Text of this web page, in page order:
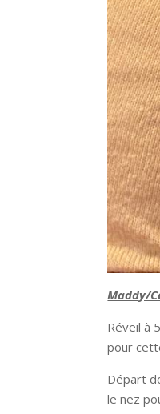
Maddy/
Réveil à
pour
Départ
le nez